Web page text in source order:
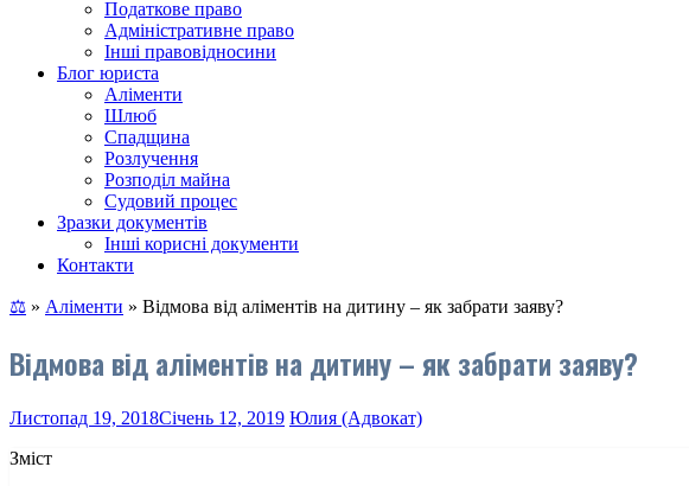
Податкове право
Адміністративне право
Інші правовідносини
Блог юриста
Аліменти
Шлюб
Спадщина
Розлучення
Розподіл майна
Судовий процес
Зразки документів
Інші корисні документи
Контакти
⚖ » Аліменти » Відмова від аліментів на дитину – як забрати заяву?
Відмова від аліментів на дитину – як забрати заяву?
Листопад 19, 2018Січень 12, 2019 Юлия (Адвокат)
Зміст